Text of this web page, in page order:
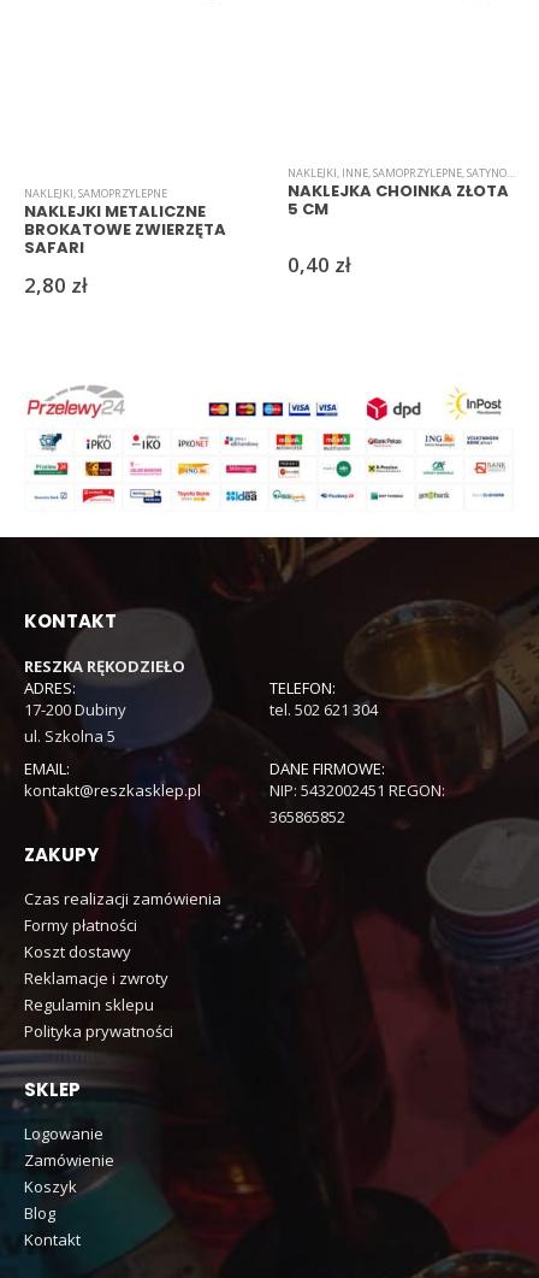
NAKLEJKI,SAMOPRZYLEPNE
NAKLEJKI METALICZNE
BROKATOWE ZWIERZĘTA
SAFARI
2,80 zł
NAKLEJKI, INNE,SAMOPRZYLEPNE,SATYNOWE
NAKLEJKA CHOINKA ZŁOTA
5 CM
0,40 zł
KONTAKT
RESZKA RĘKODZIEŁO
ADRES:
17-200 Dubiny
ul. Szkolna 5
TELEFON:
tel. 502 621 304
EMAIL:
kontakt@reszkasklep.pl
DANE FIRMOWE:
NIP: 5432002451 REGON:
365865852
ZAKUPY
Czas realizacji zamówienia
Formy płatności
Koszt dostawy
Reklamacje i zwroty
Regulamin sklepu
Polityka prywatności
SKLEP
Logowanie
Zamówienie
Koszyk
Blog
Kontakt